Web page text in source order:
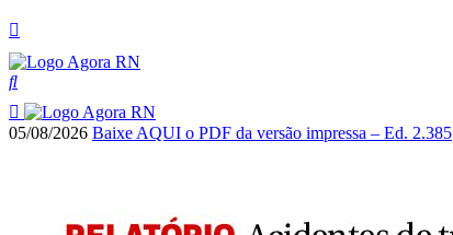
05/08/2026 Baixe AQUI o PDF da versão impressa – Ed. 2.385